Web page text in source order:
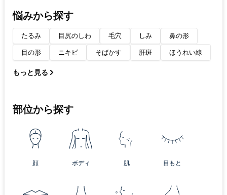
悩みから探す
たるみ 目尻のしわ 毛穴 しみ 鼻の形
目の形 ニキビ そばかす 肝斑 ほうれい線
もっと見る
部位から探す
顔 ボディ 肌 目もと